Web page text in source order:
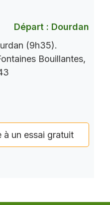
Départ : Dourdan
(9h35).
Bouillantes,
à un essai gratuit